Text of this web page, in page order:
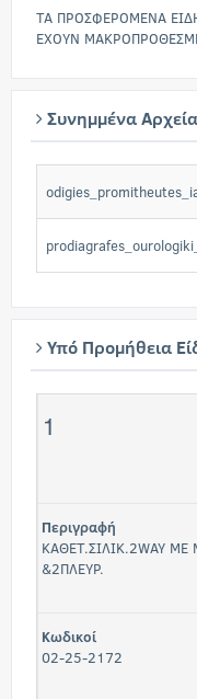
ΤΑ ΠΡΟΣΦΕΡΟΜΕΝΑ
ΕΧΟΥΝ
Συνημμένα Αρχεία
Υπό Προμήθεια
1
Περιγραφή
ΚΑΘΕΤ.ΣΙΛΙΚ.2WAY
&2ΠΛΕΥΡ.
Κωδικοί
02-25-2172